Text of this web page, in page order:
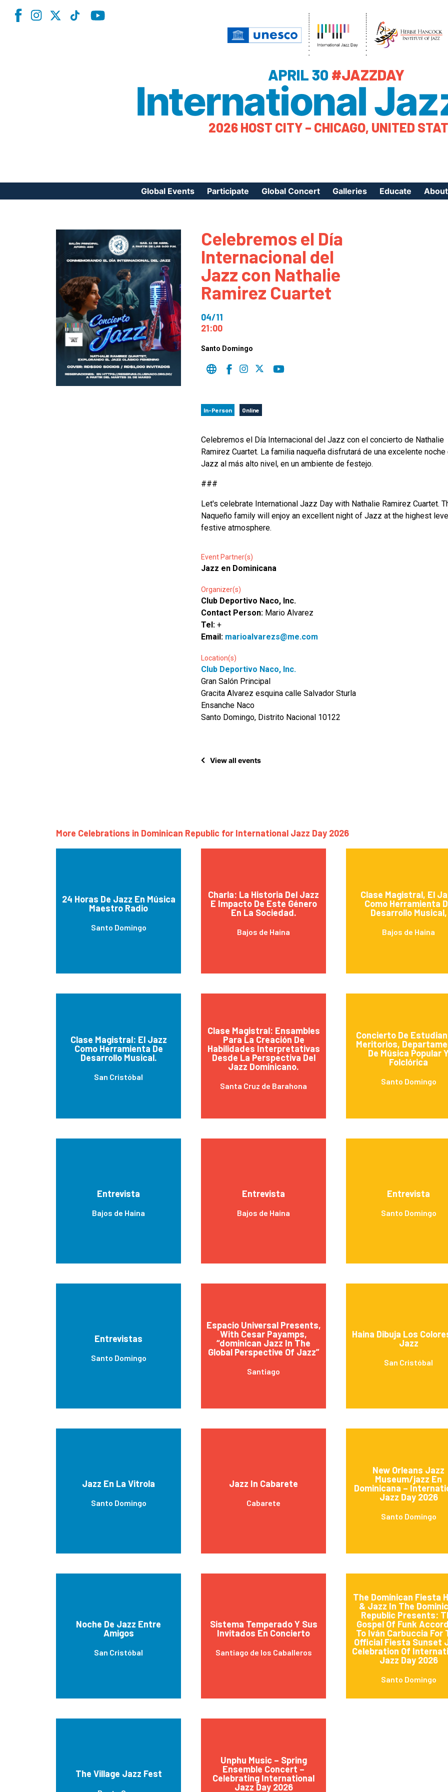
APRIL 30 #JAZZDAY
International
2026 HOST CITY – CHICAGO, UNITED
Global Events Participate
How to Participate
Meet Our Community
Jazz Day Organizers
Jazz Day Logos, Playlists & Promos
Global Concert Galleries
Photos
Educate About
Celebremos el Día
Internacional del
Jazz con Nathalie
Ramirez Cuartet
04/11
21:00
Santo Domingo
In-Person Online
Celebremos el Día Internacional del Jazz con el concierto de Nathalie
Ramirez Cuartet. La familia naqueña disfrutará de una excelente noche
Jazz al más alto nivel, en un ambiente de festejo.
###
Let's celebrate International Jazz Day with Nathalie Ramirez Cuartet.
Naqueño family will enjoy an excellent night of Jazz at the highest
festive atmosphere.
Event Partner(s)
Jazz en Dominicana
Organizer(s)
Club Deportivo Naco, Inc.
Contact Person: Mario Alvarez
Tel: +
Email: marioalvarezs@me.com
Location(s)
Club Deportivo Naco, Inc.
Gran Salón Principal
Gracita Alvarez esquina calle Salvador Sturla
Ensanche Naco
Santo Domingo, Distrito Nacional 10122
View all events
More Celebrations in Dominican Republic for International Jazz Day 2026
24 Horas De Jazz En Música
Maestro Radio
Santo Domingo
Charla: La Historia Del Jazz
E Impacto De Este Género
En La Sociedad.
Bajos de Haina
Clase Magistral, El
Como Herramienta
Desarrollo Musical,
Bajos de Haina
Clase Magistral: El Jazz
Como Herramienta De
Desarrollo Musical.
San Cristóbal
Clase Magistral: Ensambles
Para La Creación De
Habilidades Interpretativas
Desde La Perspectiva Del
Jazz Dominicano.
Santa Cruz de Barahona
Concierto De
Meritorios,
De Música Popular
Folclórica
Santo Domingo
Entrevista
Bajos de Haina
Entrevista
Bajos de Haina
Entrevista
Santo Domingo
Entrevistas
Santo Domingo
Espacio Universal Presents,
With Cesar Payamps,
“dominican Jazz In The
Global Perspective Of Jazz”
Santiago
Haina Dibuja Los
Jazz
San Cristóbal
Jazz En La Vitrola
Santo Domingo
Jazz In Cabarete
Cabarete
New Orleans Jazz
Museum/jazz En
Dominicana –
Jazz Day 2026
Santo Domingo
Noche De Jazz Entre
Amigos
San Cristóbal
Sistema Temperado Y Sus
Invitados En Concierto
Santiago de los Caballeros
The Dominican Fiesta
& Jazz In The
Republic Presents:
Gospel Of Funk
To Iván Carbuccia For
Official Fiesta Sunset
Celebration Of
Jazz Day 2026
Santo Domingo
The Village Jazz Fest
Unphu Music – Spring
Ensemble Concert –
Celebrating International
Jazz Day 2026